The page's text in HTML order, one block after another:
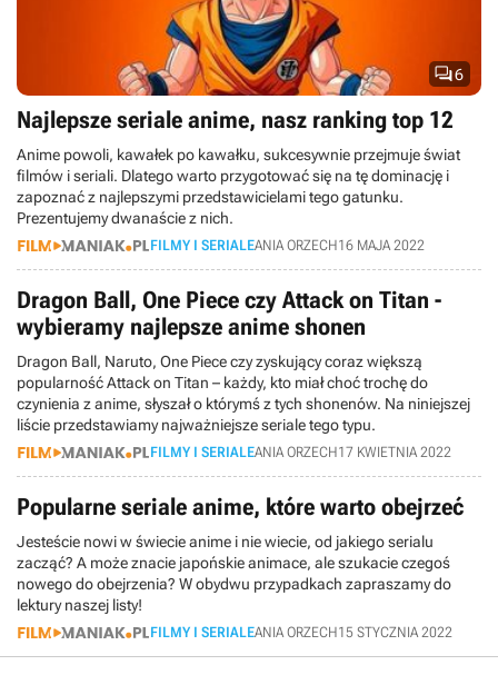
6
Najlepsze seriale anime, nasz ranking top 12
Anime powoli, kawałek po kawałku, sukcesywnie przejmuje świat
filmów i seriali. Dlatego warto przygotować się na tę dominację i
zapoznać z najlepszymi przedstawicielami tego gatunku.
Prezentujemy dwanaście z nich.
FILMY I SERIALEANIA ORZECH16 MAJA 2022
Dragon Ball, One Piece czy Attack on Titan -
wybieramy najlepsze anime shonen
Dragon Ball, Naruto, One Piece czy zyskujący coraz większą
popularność Attack on Titan – każdy, kto miał choć trochę do
czynienia z anime, słyszał o którymś z tych shonenów. Na niniejszej
liście przedstawiamy najważniejsze seriale tego typu.
FILMY I SERIALEANIA ORZECH17 KWIETNIA 2022
Popularne seriale anime, które warto obejrzeć
Jesteście nowi w świecie anime i nie wiecie, od jakiego serialu
zacząć? A może znacie japońskie animace, ale szukacie czegoś
nowego do obejrzenia? W obydwu przypadkach zapraszamy do
lektury naszej listy!
FILMY I SERIALEANIA ORZECH15 STYCZNIA 2022